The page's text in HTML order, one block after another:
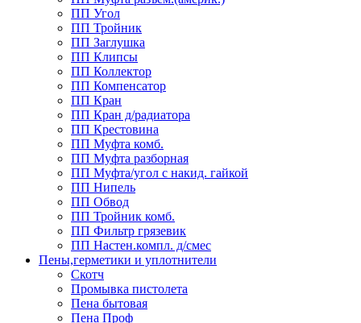
ПП Угол
ПП Тройник
ПП Заглушка
ПП Клипсы
ПП Коллектор
ПП Компенсатор
ПП Кран
ПП Кран д/радиатора
ПП Крестовина
ПП Муфта комб.
ПП Муфта разборная
ПП Муфта/угол с накид. гайкой
ПП Нипель
ПП Обвод
ПП Тройник комб.
ПП Фильтр грязевик
ПП Настен.компл. д/смес
Пены,герметики и уплотнители
Скотч
Промывка пистолета
Пена бытовая
Пена Проф